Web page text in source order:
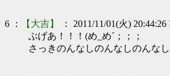
6 ： 【大吉】
： 2011/11/01(火)
ぶげあ！！！(め_め´；；；
さっきのんなしのんなしのんなし